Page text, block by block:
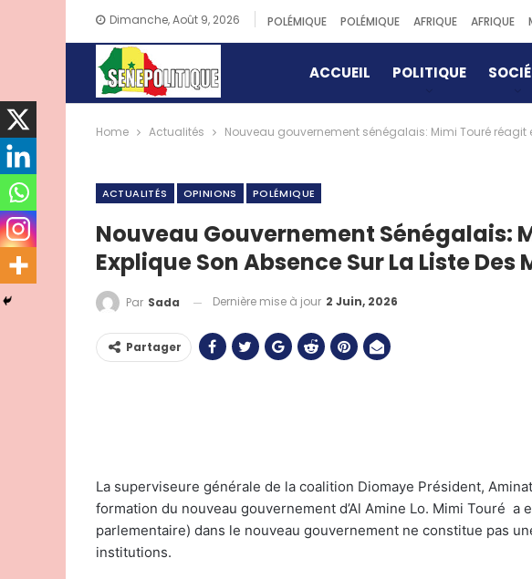
Dimanche, Août 9, 2026 POLÉMIQUE POLÉMIQUE AFRIQUE AFRIQUE
ACCUEIL POLITIQUE
Home Actualités Nouveau gouvernement sénégalais: Mimi Touré
ACTUALITÉS OPINIONS POLÉMIQUE
Nouveau Gouvernement Sénégalais:
Explique Son Absence Sur La Liste Des
Par Sada Dernière mise à jour 2 Juin, 2026
Partager
La superviseure générale de la coalition Diomaye Président,
formation du nouveau gouvernement d’Al Amine Lo. Mimi Touré a
parlementaire) dans le nouveau gouvernement ne constitue pas
institutions.